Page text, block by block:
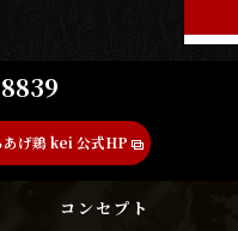
あげ鶏 kei 公式HP
コンセプト